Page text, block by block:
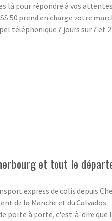
là pour répondre à vos
50 prend en charge votre
téléphonique 7 jours sur 7 et
et tout le
express de colis depuis
de la Manche et du Calvados.
de porte à porte, c'est-à-dire